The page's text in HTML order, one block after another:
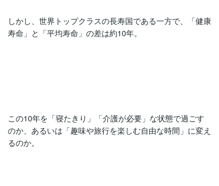
しかし、世界トップクラスの長寿国である一方で、「健康
寿命」と「平均寿命」の差は約10年。
この10年を「寝たきり」「介護が必要」な状態で過ごす
のか、あるいは「趣味や旅行を楽しむ自由な時間」に変え
るのか。